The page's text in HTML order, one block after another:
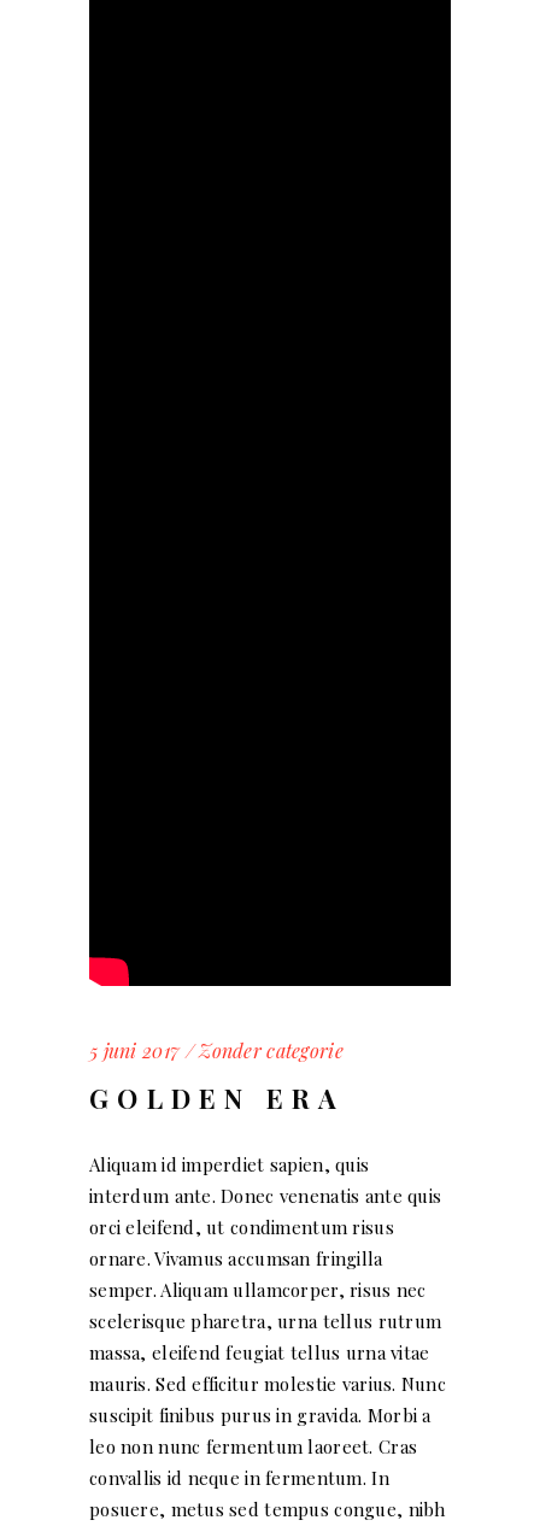
5 juni 2017 Zonder categorie
GOLDEN ERA
Aliquam id imperdiet sapien, quis
interdum ante. Donec venenatis ante quis
orci eleifend, ut condimentum risus
ornare. Vivamus accumsan fringilla
semper. Aliquam ullamcorper, risus nec
scelerisque pharetra, urna tellus rutrum
massa, eleifend feugiat tellus urna vitae
mauris. Sed efficitur molestie varius. Nunc
suscipit finibus purus in gravida. Morbi a
leo non nunc fermentum laoreet. Cras
convallis id neque in fermentum. In
posuere, metus sed tempus congue, nibh